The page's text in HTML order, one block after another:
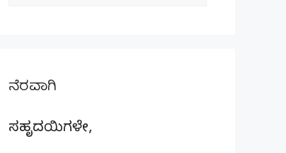
ನೆರವಾಗಿ
ಸಹೃದಯಿಗಳೇ,